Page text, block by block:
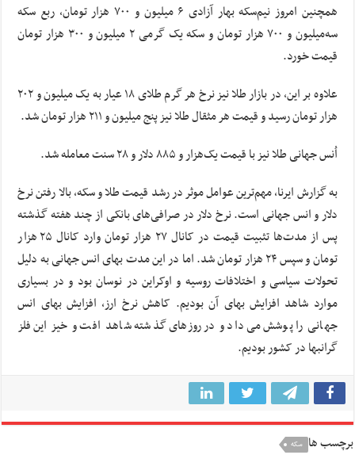
همچنین امروز نیم‌سکه بهار آزادی ۶ میلیون و ۷۰۰ هزار تومان، ربع سکه
سه‌میلیون و ۷۰۰ هزار تومان و سکه یک گرمی ۲ میلیون و ۳۰۰ هزار تومان
قیمت خورد.
علاوه بر این، در بازار طلا نیز نرخ هر گرم طلای ۱۸ عیار به یک میلیون و ۲۰۲
هزار تومان رسید و قیمت هر مثقال طلا نیز پنج‌ میلیون و ۲۱۱ هزار تومان شد.
اُنس جهانی طلا نیز با قیمت یک‌هزار و ۸۸۵ دلار و ۲۸ سنت معامله شد.
به گزارش ایرنا، مهم‌ترین عوامل موثر در رشد قیمت طلا و سکه، بالا رفتن نرخ
دلار و انس جهانی است. نرخ دلار در صرافی‌های بانکی از چند هفته گذشته
پس از مدت‌ها تثبیت قیمت در کانال ۲۷ هزار تومان وارد کانال ۲۵ هزار
تومان و سپس ۲۴ هزار تومان شد. اما در این مدت بهای انس جهانی به دلیل
تحولات سیاسی و اختلافات روسیه و اوکراین در نوسان بود و در بسیاری
موارد شاهد افزایش بهای آن بودیم. کاهش نرخ ارز، افزایش بهای انس
جهانی را پوشش می‌داد و در روزهای گذشته شاهد افت و خیز این فلز
گرانبها در کشور بودیم.
برچسب ها سکه